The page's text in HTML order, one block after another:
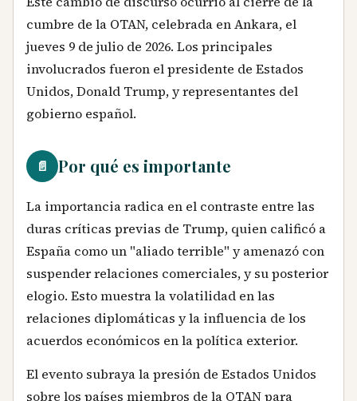
cumbre de la OTAN, celebrada en Ankara, el
jueves 9 de julio de 2026. Los principales
involucrados fueron el presidente de Estados
Unidos, Donald Trump, y representantes del
gobierno español.
📄 Por qué es importante
La importancia radica en el contraste entre las
duras críticas previas de Trump, quien calificó a
España como un "aliado terrible" y amenazó con
suspender relaciones comerciales, y su posterior
elogio. Esto muestra la volatilidad en las
relaciones diplomáticas y la influencia de los
acuerdos económicos en la política exterior.
El evento subraya la presión de Estados Unidos
sobre los países miembros de la OTAN para